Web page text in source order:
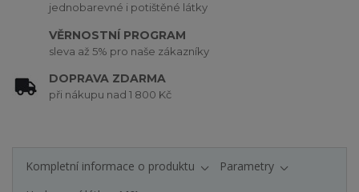
jednobarevné i potištěné látky
VĚRNOSTNÍ PROGRAM
sleva až 5% pro naše zákazníky
DOPRAVA ZDARMA
při nákupu nad 1 800 Kč
Kompletní informace o produktu
Parametry